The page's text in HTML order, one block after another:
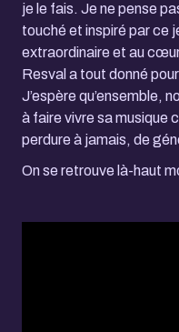
je le fais. Je ne pense
touché et inspiré par ce
extraordinaire et au
Resval a tout donné
J’espère qu’ensemble,
à faire vivre sa musique
perdure à jamais, de
On se retrouve là-haut